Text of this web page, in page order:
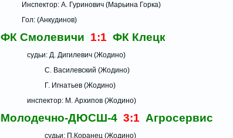
Инспектор: А. Гуринович (Марьина Горка)
Гол: (Анкудинов)
ФК Смолевичи 1:1 ФК Клецк
судьи: Д. Дигилевич (Жодино)
С. Василевский (Жодино)
Г. Игнатьев (Жодино)
инспектор: М. Архипов (Жодино)
Молодечно-ДЮСШ-4 3:1 Агросервис
судьи: П.Коранец (Жодино)